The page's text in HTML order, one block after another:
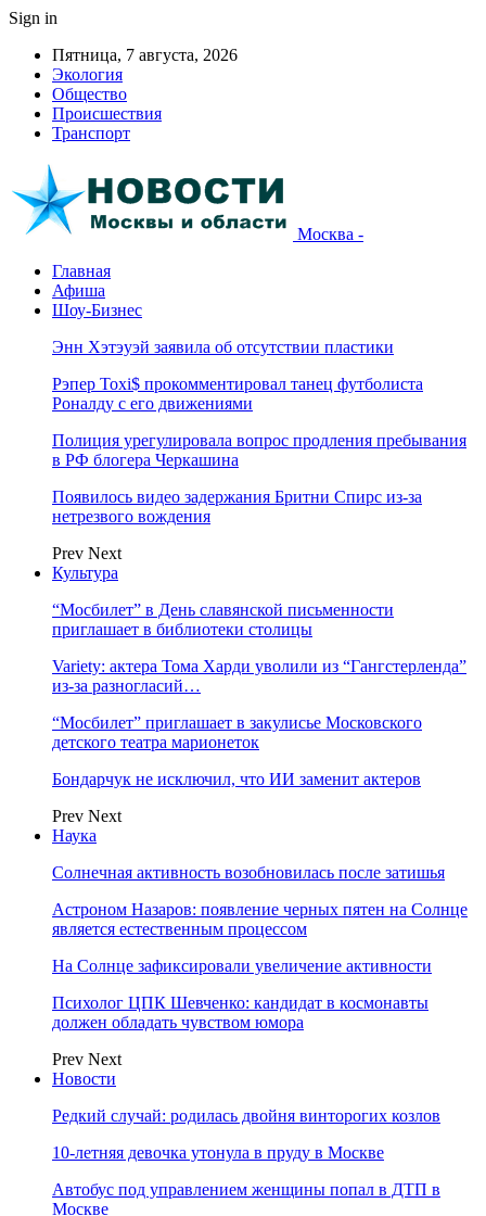
Sign in
Пятница, 7 августа, 2026
Экология
Общество
Происшествия
Транспорт
Москва -
Главная
Афиша
Шоу-Бизнес
Энн Хэтэуэй заявила об отсутствии пластики
Рэпер Toxi$ прокомментировал танец футболиста
Роналду с его движениями
Полиция урегулировала вопрос продления пребывания
в РФ блогера Черкашина
Появилось видео задержания Бритни Спирс из-за
нетрезвого вождения
Prev Next
Культура
“Мосбилет” в День славянской письменности
приглашает в библиотеки столицы
Variety: актера Тома Харди уволили из “Гангстерленда”
из-за разногласий…
“Мосбилет” приглашает в закулисье Московского
детского театра марионеток
Бондарчук не исключил, что ИИ заменит актеров
Prev Next
Наука
Солнечная активность возобновилась после затишья
Астроном Назаров: появление черных пятен на Солнце
является естественным процессом
На Солнце зафиксировали увеличение активности
Психолог ЦПК Шевченко: кандидат в космонавты
должен обладать чувством юмора
Prev Next
Новости
Редкий случай: родилась двойня винторогих козлов
10-летняя девочка утонула в пруду в Москве
Автобус под управлением женщины попал в ДТП в
Москве